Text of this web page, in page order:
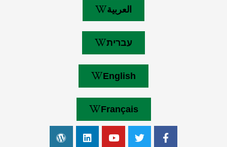
العربية
עברית
English
Français